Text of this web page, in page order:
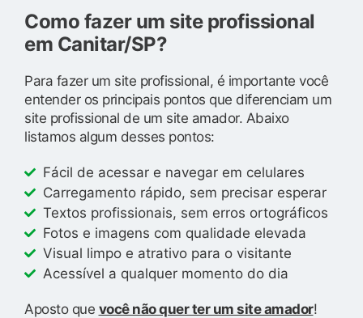
Como fazer um site profissional
em Canitar/SP?
Para fazer um site profissional, é importante você
entender os principais pontos que diferenciam um
site profissional de um site amador. Abaixo
listamos algum desses pontos:
Fácil de acessar e navegar em celulares
Carregamento rápido, sem precisar esperar
Textos profissionais, sem erros ortográficos
Fotos e imagens com qualidade elevada
Visual limpo e atrativo para o visitante
Acessível a qualquer momento do dia
Aposto que você não quer ter um site amador!